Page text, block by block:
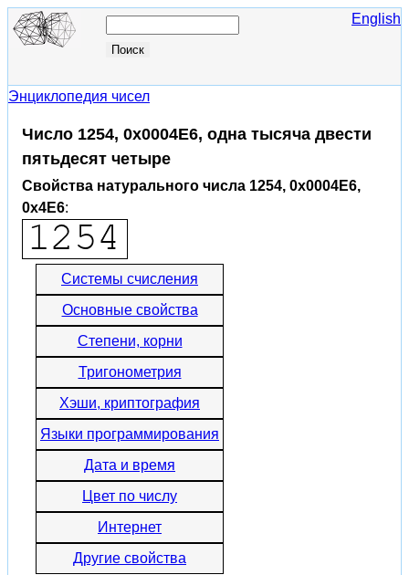
English
Энциклопедия чисел
Число 1254, 0x0004E6, одна тысяча двести
пятьдесят четыре
Свойства натурального числа 1254, 0x0004E6,
0x4E6:
Системы счисления
Основные свойства
Степени, корни
Тригонометрия
Хэши, криптография
Языки программирования
Дата и время
Цвет по числу
Интернет
Другие свойства